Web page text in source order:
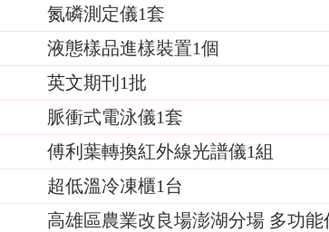
氮磷測定儀1套
液態樣品進樣裝置1個
英文期刊1批
脈衝式電泳儀1套
傅利葉轉換紅外線光譜儀1組
超低溫冷凍櫃1台
高雄區農業改良場澎湖分場 多功